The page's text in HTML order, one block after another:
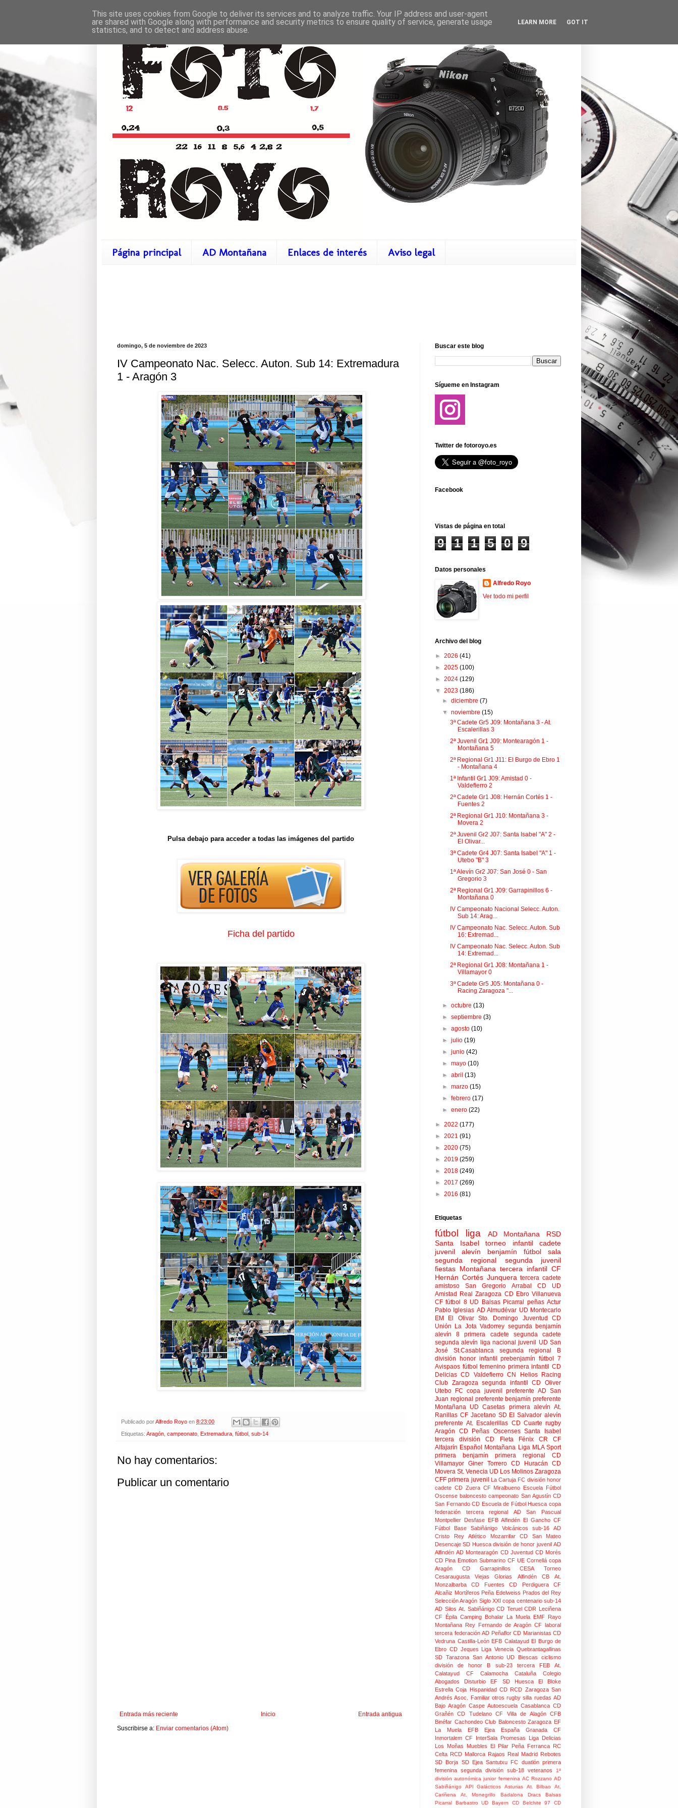
Página principal AD Montañana Enlaces de interés Aviso legal
domingo, 5 de noviembre de 2023
IV Campeonato Nac. Selecc. Auton. Sub 14: Extremadura
1 - Aragón 3
Pulsa debajo para acceder a todas las imágenes del partido
Ficha del partido
Publicado porAlfredo Royo en 8:23:00
Etiquetas: Aragón campeonato Extremadura fútbol sub-14
No hay comentarios:
Publicar un comentario
Entrada más reciente Entrada antigua
Inicio
Suscribirse a: Enviar comentarios (Atom)
Buscar este blog
Sígueme en Instagram
Twitter de fotoroyo.es
Facebook
Vistas de página en total
9 1 1 5 0 9
Datos personales
Alfredo Royo
Ver todo mi perfil
Archivo del blog
► 2026 (41)
► 2025 (100)
► 2024 (129)
▼ 2023 (186)
►diciembre(7)
▼noviembre(15)
3ª Cadete Gr5 J09: Montañana 3 - At.
Escalerillas 3
2ª Juvenil Gr1 J09: Montearagón 1 -
Montañana 5
2ª Regional Gr1 J11: El Burgo de Ebro 1
- Montañana 4
1ª Infantil Gr1 J09: Amistad 0 -
Valdefierro 2
2ª Cadete Gr1 J08: Hernán Cortés 1 -
Fuentes 2
2ª Regional Gr1 J10: Montañana 3 -
Movera 2
2ª Juvenil Gr2 J07: Santa Isabel "A" 2 -
El Olivar...
3ª Cadete Gr4 J07: Santa Isabel "A" 1 -
Utebo "B" 3
1ª Alevín Gr2 J07: San José 0 - San
Gregorio 3
2ª Regional Gr1 J09: Garrapinillos 6 -
Montañana 0
IV Campeonato Nacional Selecc. Auton.
Sub 14: Arag...
IV Campeonato Nac. Selecc. Auton. Sub
16: Extremad...
IV Campeonato Nac. Selecc. Auton. Sub
14: Extremad...
2ª Regional Gr1 J08: Montañana 1 -
Villamayor 0
3ª Cadete Gr5 J05: Montañana 0 -
Racing Zaragoza "...
►octubre(13)
►septiembre(3)
►agosto(10)
►julio(19)
►junio(42)
►mayo(10)
►abril(13)
►marzo(15)
►febrero(17)
►enero(22)
► 2022 (177)
► 2021 (91)
► 2020 (75)
► 2019 (259)
► 2018 (249)
► 2017 (269)
► 2016 (81)
Etiquetas
fútbol liga AD Montañana
RSD
Santa Isabel
torneo infantil
cadete
juvenil
alevín benjamín
fútbol sala
segunda regional
segunda juvenil
fiestas Montañana tercera infantil CF
Hernán Cortés Junquera tercera cadete
amistoso
San Gregorio Arrabal CD
UD
Amistad
Real Zaragoza CD Ebro Villanueva
CF fútbol 8 UD Balsas Picarral peñas Actur
Pablo Iglesias AD Almudévar UD Montecarlo
EM El Olivar Sto. Domingo Juventud
CD
Unión La Jota Vadorrey segunda benjamín
alevín 8
primera cadete
segunda cadete
segunda alevín
liga nacional juvenil
UD San
José
St.Casablanca
segunda regional B
división honor infantil
prebenjamín fútbol 7
Avispaos fútbol femenino primera infantil
CD
Delicias CD Valdefierro CN Helios
Racing
Club Zaragoza segunda infantil
CD Oliver
Utebo FC copa juvenil preferente AD San
Juan regional preferente benjamín preferente
Montañana UD Casetas primera alevín At.
Ranillas CF Jacetano SD El Salvador alevín
preferente At. Escalerillas CD Cuarte rugby
Aragón
CD Peñas Oscenses Santa Isabel
tercera división
CD Fleta Fénix CR
CF
Alfajarín Español Montañana Liga MLA Sport
primera benjamín
primera regional
CD
Villamayor Giner Torrero CD Huracán
CD
Movera St. Venecia UD Los Molinos Zaragoza
CFF primera juvenil La Cartuja FC división honor
cadete CD Zuera CF Miralbueno Escuela Fútbol
Oscense baloncesto campeonato San Agustín CD
San Fernando CD Escuela de Fútbol Huesca copa
federación
tercera regional
AD San Pascual
Montpellier Desfase EFB Alfindén El Gancho CF
Fútbol Base Sabiñánigo
Volcánicos sub-16
AD
Cristo Rey
Atlético Mozarrifar
CD San Mateo
Desencaje SD Huesca división de honor juvenil AD
Alfindén AD Montearagón CD Juventud CD Morés
CD Pina Emotion Submarino CF UE Cornellá copa
Aragón
CD Garrapinillos CESA
Torneo
Cesaraugusta
Viejas Glorias Alfindén CB
At.
Monzalbarba
CD Fuentes CD Perdiguera
CF
Alcañiz Mortíferos Peña Edelweiss Prados del Rey
Selección Aragón Siglo XXI copa centenario sub-14
AD Silos At. Sabiñánigo CD Teruel CDR Leciñena
CF Épila Camping Bohalar La Muela EMF Rayo
Montañana Rey Fernando de Aragón CF laboral
tercera federación AD Peñaflor CD Marianistas CD
Vedruna Castilla-León EFB Calatayud El Burgo de
Ebro CD Jeques Liga Venecia Quebrantagallinas
SD Tarazona San Antonio UD Biescas
ciclismo
división de honor B
sub-23 tercera FEB
At.
Calatayud
CF Calamocha Cataluña
Colegio
Abogados
Disturbio EF SD Huesca
El Bloke
Estrella Coja Hispanidad CD RCD Zaragoza San
Andrés Asoc. Familiar otros rugby silla ruedas AD
Bajo Aragón Caspe Autoescuela Casablanca CD
Grañén
CD Tudelano CF Villa de Alagón
CFB
Binéfar Cachondeo Club Baloncesto Zaragoza EF
La Muela
EFB Ejea España
Granada CF
Inmortalem CF InterSala Promesas
Liga Delicias
Los Moñas
Muebles El Pilar Peña Ferranca RC
Celta RCD Mallorca Rajaos Real Madrid Rebotes
SD Borja SD Ejea Santutxu FC duatlón primera
femenina segunda división sub-18 veteranos
1ª
división autonómica junior femenina AC Rozzano AD
Sabiñánigo
API Galácticos Asturias At. Bilbao
At.
Cariñena
At. Monegrillo Badalona Dracs
Balsas
Picarral
Barbastro UD Bayern CD Belchite 97 CD
This site uses cookies from Google to deliver its services and to analyze traffic. Your IP address and user-agent
are shared with Google along with performance and security metrics to ensure quality of service, generate usage
statistics, and to detect and address abuse.
LEARN MORE GOT IT